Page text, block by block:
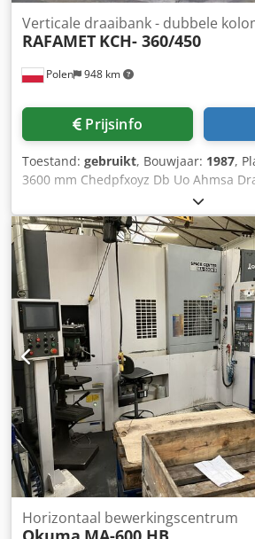
Polen 948 km
Verticale draaibank - dubbele
RAFAMET KCH- 360/450
Prijsinfo
Toestand: gebruikt, Bouwjaar: 1987,
3600 mm Chedpfxoyz Db Uo Ahmsa
mm Draaihoogte: 1850 mm
Machinegewicht ca. 72 t Gebruikte
carrousel-draaibank met dubbele
uitlezing - Dubbele montants - 2 slede
dwarsbalk - Extra
zijkant van de planschijf
Horizontaal bewerkingscentrum